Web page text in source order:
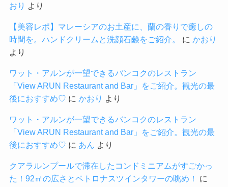
おり
より
【美容レポ】マレーシアのお土産に、蘭の香りで癒しの
時間を。ハンドクリームと洗顔石鹸をご紹介。
に かおり
より
ワット・アルンが一望できるバンコクのレストラン
「View ARUN Restaurant and Bar」をご紹介。観光の最
後におすすめ♡ に かおり より
ワット・アルンが一望できるバンコクのレストラン
「View ARUN Restaurant and Bar」をご紹介。観光の最
後におすすめ♡ に あん より
クアラルンプールで滞在したコンドミニアムがすごかっ
た！92㎡の広さとペトロナスツインタワーの眺め！
に